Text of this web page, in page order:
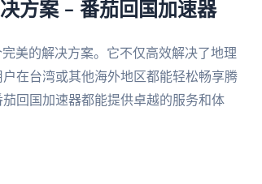
方案 – 番茄回国加速器
美的解决方案。它不仅高效解决了地理
在台湾或其他海外地区都能轻松畅享腾
回国加速器都能提供卓越的服务和体